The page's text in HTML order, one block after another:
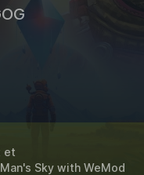
et
Skywith WeMod